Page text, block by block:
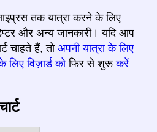
तक यात्रा करने के लिए
और अन्य जानकारी। यदि आप
चाहते हैं, तो अपनी यात्रा के लिए
विज़ार्ड कोफिर से शुरूकरें